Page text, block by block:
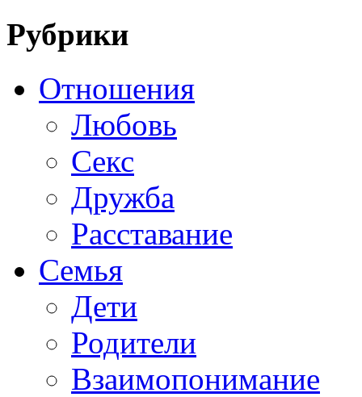
Рубрики
Отношения
Любовь
Секс
Дружба
Расставание
Семья
Дети
Родители
Взаимопонимание